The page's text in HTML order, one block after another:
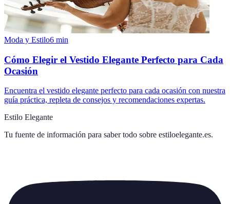
Moda y Estilo6 min
Cómo Elegir el Vestido Elegante Perfecto para Cada
Ocasión
Encuentra el vestido elegante perfecto para cada ocasión con nuestra
guía práctica, repleta de consejos y recomendaciones expertas.
Estilo Elegante
Tu fuente de información para saber todo sobre estiloelegante.es.